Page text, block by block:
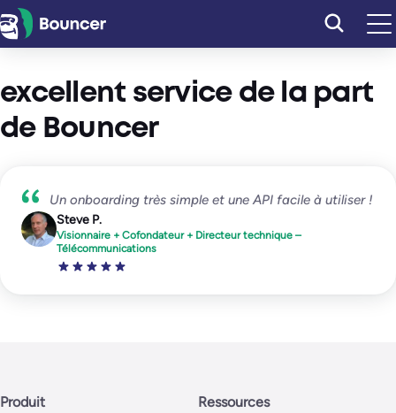
Aller
au
excellent service de la part
de Bouncer
Un onboarding très simple et une API facile à utiliser !
Steve P.
Visionnaire + Cofondateur + Directeur technique –
Télécommunications
Produit Ressources